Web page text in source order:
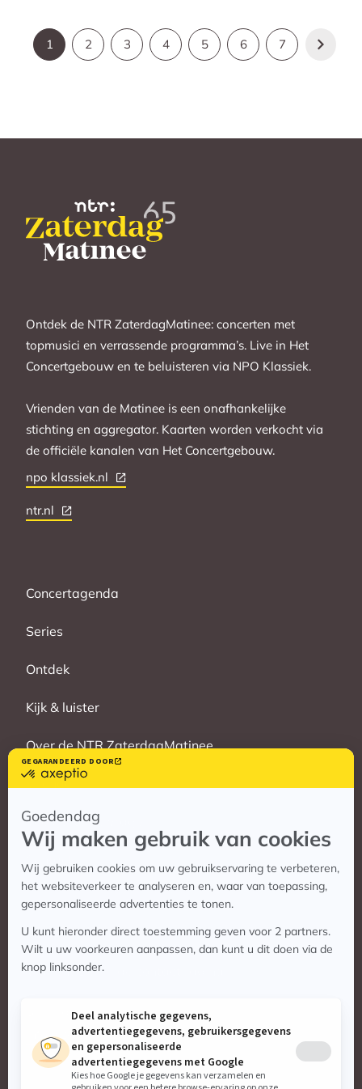
1 2 3 4 5 6 7
Ontdek de NTR ZaterdagMatinee: concerten met
topmusici en verrassende programma’s. Live in Het
Concertgebouw en te beluisteren via NPO Klassiek.
Vrienden van de Matinee is een onafhankelijke
stichting en aggregator. Kaarten worden verkocht via
de officiële kanalen van Het Concertgebouw.
npo klassiek.nl
ntr.nl
Concertagenda
Series
Ontdek
Kijk & luister
Over de NTR ZaterdagMatinee
Vrienden
Veelgestelde vragen
Contact
Contact
Vragen? Bekijk de contactpagina
Stuur ons een e-mail:
info@zaterdagmatinee.nl